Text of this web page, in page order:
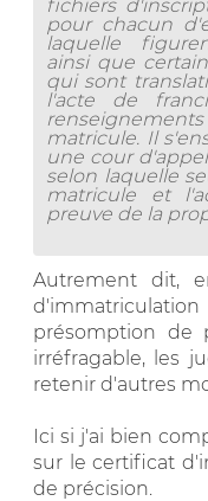
fichiers
pour chacun
laquelle
ainsi que
qui sont
l'acte de
matricule. Il
une cour
selon laquelle
matricule et
preuve de la
Autrement dit,
présomption de
irréfragable, les
retenir d'autres
Ici si j'ai bien
sur le certificat
de précision.